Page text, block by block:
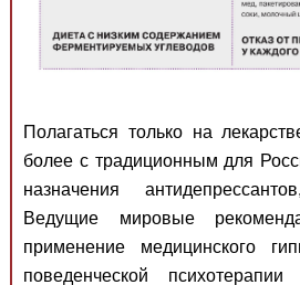
Полагаться только на
более с традиционным для
назначения
Ведущие мировые
применение медицинского
поведенческой